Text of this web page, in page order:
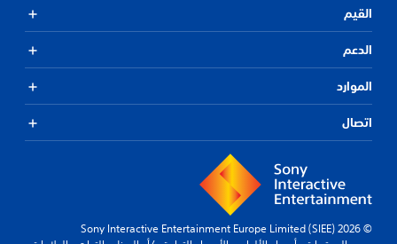
القيم
الدعم
الموارد
اتصال
© 2026 Sony Interactive Entertainment Europe Limited (SIEE)